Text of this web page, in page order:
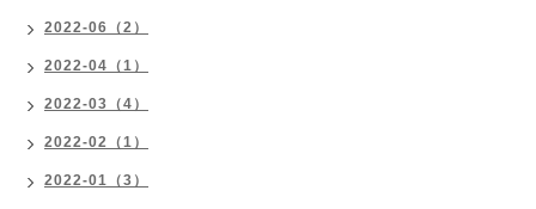
2022-06（2）
2022-04（1）
2022-03（4）
2022-02（1）
2022-01（3）